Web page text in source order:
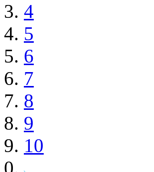
4
5
6
7
8
9
10